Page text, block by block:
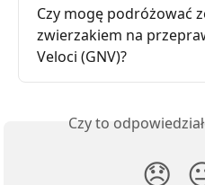
Czy mogę podróżować
zwierzakiem na
Veloci (GNV)?
Czy to
😞